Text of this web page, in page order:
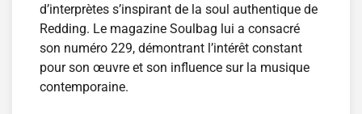
d’interprètes s’inspirant de la soul authentique de
Redding. Le magazine Soulbag lui a consacré
son numéro 229, démontrant l’intérêt constant
pour son œuvre et son influence sur la musique
contemporaine.